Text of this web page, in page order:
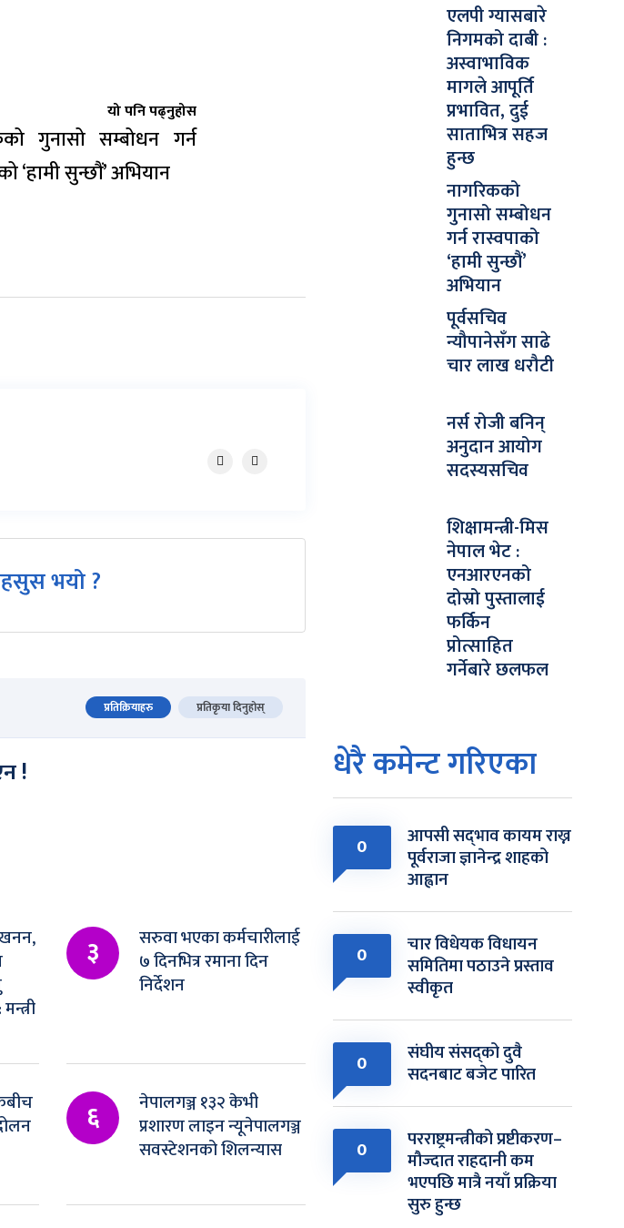
यो पनि पढ्नुहोस
गुनासो सम्बोधन गर्न
‘हामी सुन्छौं’ अभियान
भयो ?
प्रतिक्रियाहरु प्रतिकृया दिनुहोस्
!
३
सरुवा भएका कर्मचारीलाई
७ दिनभित्र रमाना दिन
निर्देशन
६
नेपालगञ्ज १३२ केभी
प्रशारण लाइन न्यूनेपालगञ्ज
सवस्टेशनको शिलन्यास
एलपी ग्यासबारे
निगमको दाबी :
अस्वाभाविक
मागले आपूर्ति
प्रभावित, दुई
साताभित्र सहज
हुन्छ
नागरिकको
गुनासो सम्बोधन
गर्न रास्वपाको
‘हामी सुन्छौं’
अभियान
पूर्वसचिव
न्यौपानेसँग साढे
चार लाख धरौटी
नर्स रोजी बनिन्
अनुदान आयोग
सदस्यसचिव
शिक्षामन्त्री-मिस
नेपाल भेट :
एनआरएनको
दोस्रो पुस्तालाई
फर्किन
प्रोत्साहित
गर्नेबारे छलफल
धेरै कमेन्ट गरिएका
0 आपसी सद्‌भाव कायम राख्न
पूर्वराजा ज्ञानेन्द्र शाहको
आह्वान
0 चार विधेयक विधायन
समितिमा पठाउने प्रस्ताव
स्वीकृत
0 संघीय संसद्को दुवै
सदनबाट बजेट पारित
0 परराष्ट्रमन्त्रीको प्रष्टीकरण–
मौज्दात राहदानी कम
भएपछि मात्रै नयाँ प्रक्रिया
सुरु हुन्छ